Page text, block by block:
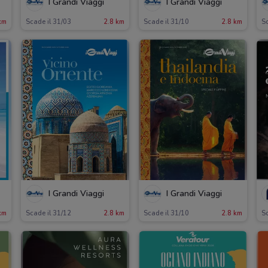
Scade il 31/03 2.8 km Scade il 31/10 2.8 km
I Grandi Viaggi
Scade il 31/12 2.8 km
I Grandi Viaggi
Scade il 31/10 2.8 km